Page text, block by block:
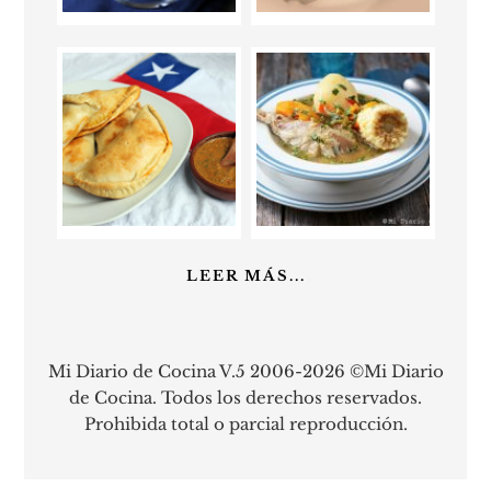
LEER MÁS...
Mi Diario de Cocina V.5 2006-2026 ©Mi Diario
de Cocina. Todos los derechos reservados.
Prohibida total o parcial reproducción.